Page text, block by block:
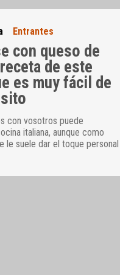
Entrantes
con queso de
de este
es muy fácil de
con vosotros puede
italiana, aunque como
le suele dar el toque personal